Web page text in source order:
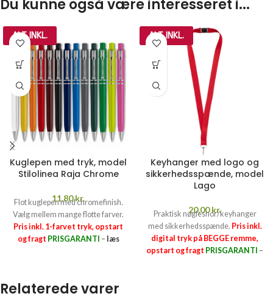
Du kunne også være interesseret i...
ALT INKL.
Kuglepen med tryk, model
Stilolinea Raja Chrome
11,80kr.
Flot kuglepen med chromefinish.
Vælg mellem mange flotte farver.
Pris inkl. 1-farvet tryk, opstart
og fragt PRISGARANTI – læs
ALT INKL.
Keyhanger med logo og
sikkerhedsspænde, model
Lago
20,00kr.
Praktisk nøglesnor/keyhanger
med sikkerhedsspænde. Pris inkl.
digital tryk på BEGGE remme,
opstart og fragt PRISGARANTI –
Relaterede varer